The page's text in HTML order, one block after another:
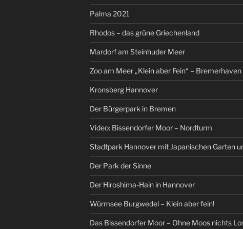
Palma 2021
Rhodos – das grüne Griechenland
Mardorf am Steinhuder Meer
Zoo am Meer „Klein aber Fein“ – Bremerhaven
Kronsberg Hannover
Der Bürgerpark in Bremen
Video: Bissendorfer Moor – Nordturm
Stadtpark Hannover mit Japanischen Garten
Der Park der Sinne
Der Hiroshima-Hain in Hannover
Würmsee Burgwedel – Klein aber fein!
Das Bissendorfer Moor – Ohne Moos nichts